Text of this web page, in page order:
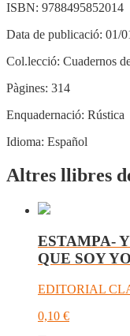
ISBN: 9788495852014
Data de publicació: 01/
Col.lecció: Cuadernos
Pàgines: 314
Enquadernació: Rústica
Idioma: Español
Altres llibres
ESTAMPA-
QUE SOY YO
EDITORIAL
0,10 €